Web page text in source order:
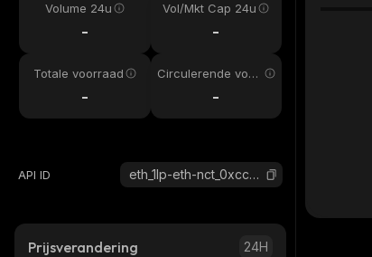
Volume 24u
-
Vol/Mkt Cap 24u
-
Totale voorraad
-
Circulerende voor
-
API ID eth_1lp-eth-nct_0xcca4b3d7d73c002d3b206249b339060433f1be6a
Prijsverandering 24H